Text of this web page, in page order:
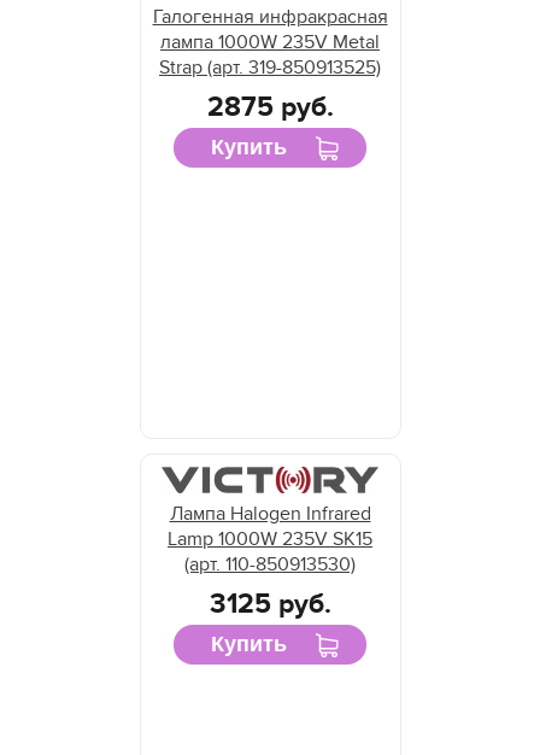
Галогенная инфракрасная
лампа 1000W 235V Metal
Strap (арт. 319-850913525)
2875 руб.
Купить
Лампа Halogen Infrared
Lamp 1000W 235V SK15
(арт. 110-850913530)
3125 руб.
Купить